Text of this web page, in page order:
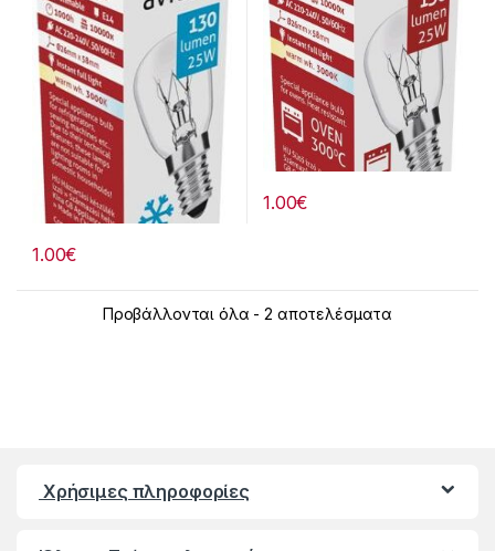
1.00€
1.00€
Προβάλλονται όλα - 2 αποτελέσματα
Χρήσιμες πληροφορίες